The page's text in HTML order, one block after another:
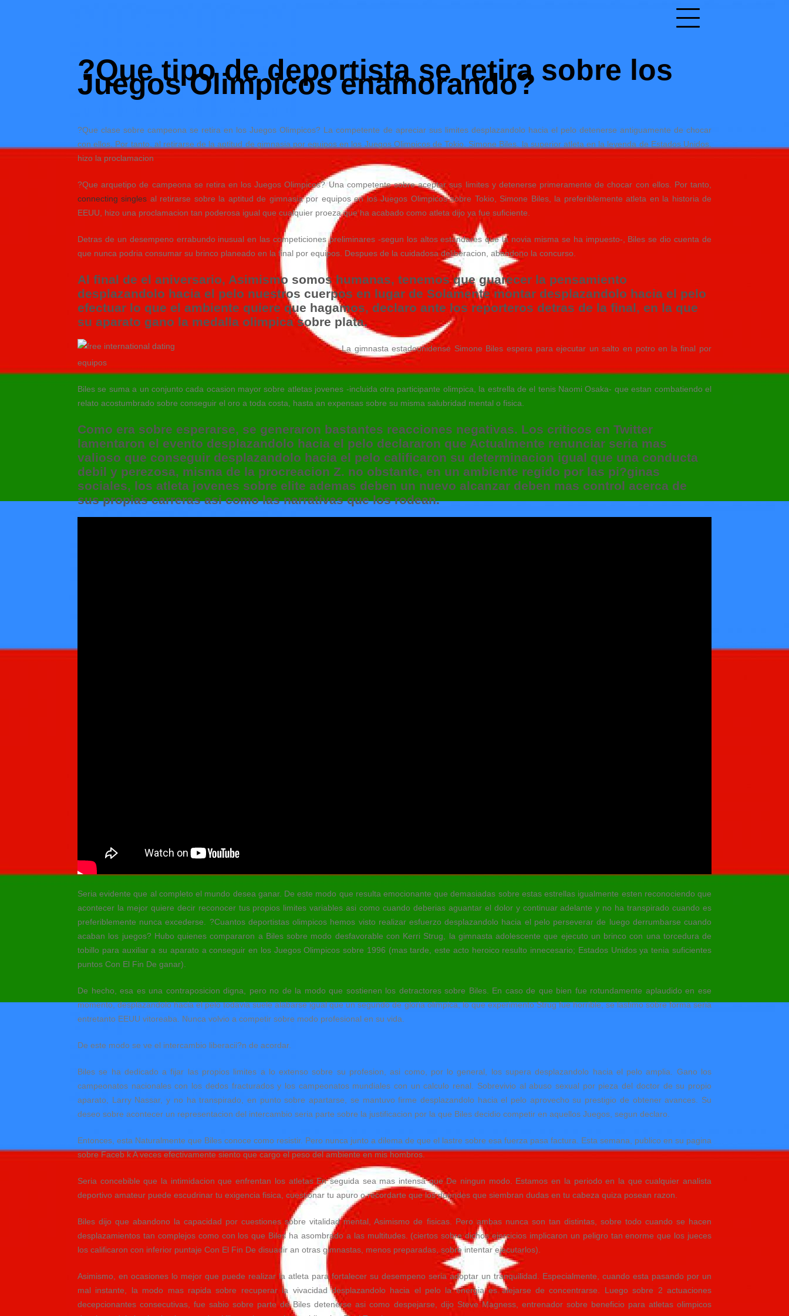
?Que tipo de deportista se retira sobre los
Juegos Olimpicos enamorando?
?Que clase sobre campeona se retira en los Juegos Olimpicos? La competente de apreciar sus limites desplazandolo hacia el pelo detenerse antiguamente de chocar
con ellos. Por tanto, al retirarse de la aptitud de gimnasia por equipos en los Juegos Olimpicos de Tokio, Simone Biles, la superior atleta en la leyenda de Estados Unidos,
hizo la proclamacion
?Que arquetipo de campeona se retira en los Juegos Olimpicos? Una competente sobre aceptar sus limites y detenerse primeramente de chocar con ellos. Por tanto,
connecting singles al retirarse sobre la aptitud de gimnasia por equipos en los Juegos Olimpicos sobre Tokio, Simone Biles, la preferiblemente atleta en la historia de
EEUU, hizo una proclamacion tan poderosa igual que cualquier proeza que ha acabado como atleta dijo ya fue suficiente.
Detras de un desempeno errabundo inusual en las competiciones preliminares -segun los altos estandares que la novia misma se ha impuesto-, Biles se dio cuenta de
que nunca podria consumar su brinco planeado en la final por equipos. Despues de la cuidadosa deliberacion, abandono la concurso.
Al final de el aniversario, Asimismo somos humanas, tenemos que guarecer la pensamiento
desplazandolo hacia el pelo nuestros cuerpos en lugar de Solamente montar desplazandolo hacia el pelo
efectuar lo que el ambiente quiere que hagamos, declaro ante los reporteros detras de la final, en la que
su aparato gano la medalla olimpica sobre plata.
La gimnasta estadounidense Simone Biles espera para ejecutar un salto en potro en la final por
equipos
Biles se suma a un conjunto cada ocasion mayor sobre atletas jovenes -incluida otra participante olimpica, la estrella de el tenis Naomi Osaka- que estan combatiendo el
relato acostumbrado sobre conseguir el oro a toda costa, hasta an expensas sobre su misma salubridad mental o fisica.
Como era sobre esperarse, se generaron bastantes reacciones negativas. Los criticos en Twitter
lamentaron el evento desplazandolo hacia el pelo declararon que Actualmente renunciar seria mas
valioso que conseguir desplazandolo hacia el pelo calificaron su determinacion igual que una conducta
debil y perezosa, misma de la procreacion Z. no obstante, en un ambiente regido por las pi?ginas
sociales, los atleta jovenes sobre elite ademas deben un nuevo alcanzar deben mas control acerca de
sus propias carreras asi como las narrativas que los rodean.
Seria evidente que al completo el mundo desea ganar. De este modo que resulta emocionante que demasiadas sobre estas estrellas igualmente esten reconociendo que
acontecer la mejor quiere decir reconocer tus propios limites variables asi como cuando deberias aguantar el dolor y continuar adelante y no ha transpirado cuando es
preferiblemente nunca excederse. ?Cuantos deportistas olimpicos hemos visto realizar esfuerzo desplazandolo hacia el pelo perseverar de luego derrumbarse cuando
acaban los juegos? Hubo quienes compararon a Biles sobre modo desfavorable con Kerri Strug, la gimnasta adolescente que ejecuto un brinco con una torcedura de
tobillo para auxiliar a su aparato a conseguir en los Juegos Olimpicos sobre 1996 (mas tarde, este acto heroico resulto innecesario; Estados Unidos ya tenia suficientes
puntos Con El Fin De ganar).
De hecho, esa es una contraposicion digna, pero no de la modo que sostienen los detractores sobre Biles. En caso de que bien fue rotundamente aplaudido en ese
momento, desplazandolo hacia el pelo todavia suele alabarse igual que un segundo de gloria olimpica, lo que experimento Strug fue horrible, se lastimo sobre forma seria
entretanto EEUU vitoreaba. Nunca volvio a competir sobre modo profesional en su vida.
De este modo se ve el intercambio liberacii?n de acordar.
Biles se ha dedicado a fijar las propios limites a lo extenso sobre su profesion, asi como, por lo general, los supera desplazandolo hacia el pelo amplia. Gano los
campeonatos nacionales con los dedos fracturados y los campeonatos mundiales con un calculo renal. Sobrevivio al abuso sexual por pieza del doctor de su propio
aparato, Larry Nassar, y no ha transpirado, en punto sobre apartarse, se mantuvo firme desplazandolo hacia el pelo aprovecho su prestigio de obtener avances. Su
deseo sobre acontecer un representacion del intercambio seria parte sobre la justificacion por la que Biles decidio competir en aquellos Juegos, segun declaro.
Entonces, esta Naturalmente que Biles conoce como resistir. Pero nunca junto a dilema de que el lastre sobre esa fuerza pasa factura. Esta semana, publico en su pagina
sobre Faceb k A veces efectivamente siento que cargo el peso del ambiente en mis hombros.
Seria concebible que la intimidacion que enfrentan los atletas En seguida sea mas intensa que De ningun modo. Estamos en la periodo en la que cualquier analista
deportivo amateur puede escudrinar tu exigencia fisica, cuestionar tu apuro o recordarte que los duendes que siembran dudas en tu cabeza quiza posean razon.
Biles dijo que abandono la capacidad por cuestiones sobre vitalidad mental, Asimismo de fisicas. Pero ambas nunca son tan distintas, sobre todo cuando se hacen
desplazamientos tan complejos como con los que Biles ha asombrado a las multitudes. (ciertos sobre dichos ejercicios implicaron un peligro tan enorme que los jueces
los calificaron con inferior puntaje Con El Fin De disuadir an otras gimnastas, menos preparadas, sobre intentar ejecutarlos).
Asimismo, en ocasiones lo mejor que puede realizar la atleta para fortalecer su desempeno seria adoptar un tranquilidad. Especialmente, cuando esta pasando por un
mal instante, la modo mas rapida sobre recuperar la vivacidad desplazandolo hacia el pelo la energia es alejarse de concentrarse. Luego sobre 2 actuaciones
decepcionantes consecutivas, fue sabio sobre parte de Biles detenerse asi como despejarse, dijo Steve Magness, entrenador sobre beneficio para atletas olimpicos